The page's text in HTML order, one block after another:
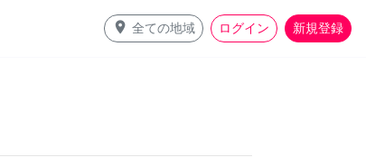
place 全ての地域 ログイン 新規登録